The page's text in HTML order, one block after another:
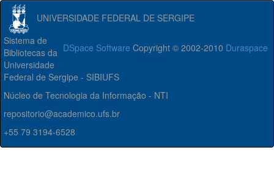
UNIVERSIDADE FEDERAL DE SERGIPE
DSpace Software Copyright © 2002-2010 Duraspace
Sistema de
Bibliotecas da
Universidade
Federal de Sergipe - SIBIUFS
Núcleo de Tecnologia da Informação - NTI
repositorio@academico.ufs.br
+55 79 3194-6528